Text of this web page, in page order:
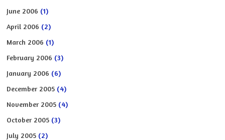
June 2006 (1)
April 2006 (2)
March 2006 (1)
February 2006 (3)
January 2006 (6)
December 2005 (4)
November 2005 (4)
October 2005 (3)
July 2005 (2)